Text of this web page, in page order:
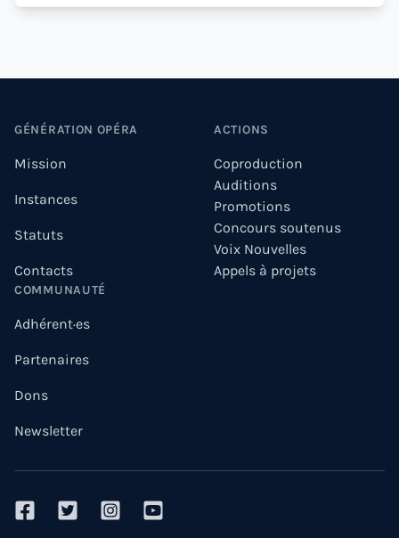
GÉNÉRATION OPÉRA
Mission
Instances
Statuts
Contacts
COMMUNAUTÉ
Adhérent·es
Partenaires
Dons
Newsletter
ACTIONS
Coproduction
Auditions
Promotions
Concours soutenus
Voix Nouvelles
Appels à projets
facebooktwitter instagramyoutube